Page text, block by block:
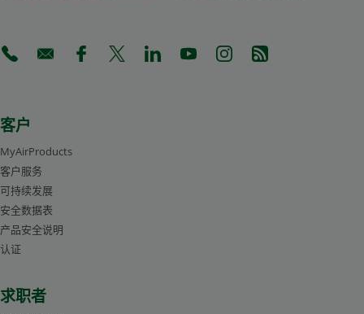
(Opens in a new tab)
(Opens in a new tab)
(Opens in a new tab)
(Opens in a new tab)
(Opens in a new tab)
(Opens in a new tab)
(Opens in a new tab)
(Opens in a new
客户
MyAirProducts
客户服务
可持续发展
安全数据表
产品安全说明
认证
求职者